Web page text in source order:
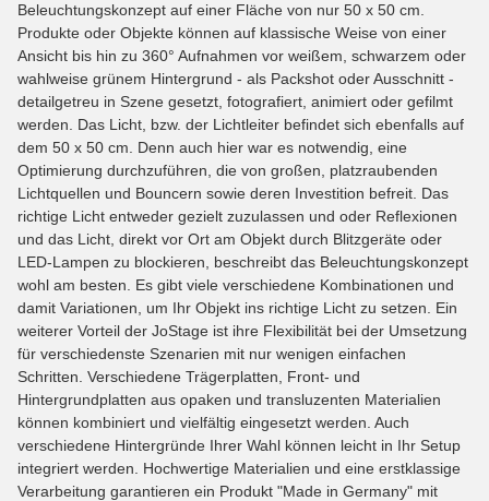
Beleuchtungskonzept auf einer Fläche von nur 50 x 50 cm.
Produkte oder Objekte können auf klassische Weise von einer
Ansicht bis hin zu 360° Aufnahmen vor weißem, schwarzem oder
wahlweise grünem Hintergrund - als Packshot oder Ausschnitt -
detailgetreu in Szene gesetzt, fotografiert, animiert oder gefilmt
werden. Das Licht, bzw. der Lichtleiter befindet sich ebenfalls auf
dem 50 x 50 cm. Denn auch hier war es notwendig, eine
Optimierung durchzuführen, die von großen, platzraubenden
Lichtquellen und Bouncern sowie deren Investition befreit. Das
richtige Licht entweder gezielt zuzulassen und oder Reflexionen
und das Licht, direkt vor Ort am Objekt durch Blitzgeräte oder
LED-Lampen zu blockieren, beschreibt das Beleuchtungskonzept
wohl am besten. Es gibt viele verschiedene Kombinationen und
damit Variationen, um Ihr Objekt ins richtige Licht zu setzen. Ein
weiterer Vorteil der JoStage ist ihre Flexibilität bei der Umsetzung
für verschiedenste Szenarien mit nur wenigen einfachen
Schritten. Verschiedene Trägerplatten, Front- und
Hintergrundplatten aus opaken und transluzenten Materialien
können kombiniert und vielfältig eingesetzt werden. Auch
verschiedene Hintergründe Ihrer Wahl können leicht in Ihr Setup
integriert werden. Hochwertige Materialien und eine erstklassige
Verarbeitung garantieren ein Produkt "Made in Germany" mit